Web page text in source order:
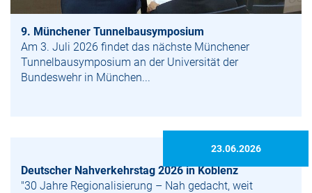
9. Münchener Tunnelbausymposium
Am 3. Juli 2026 findet das nächste Münchener
Tunnelbausymposium an der Universität der
Bundeswehr in München...
23.06.2026
Deutscher Nahverkehrstag 2026 in Koblenz
"30 Jahre Regionalisierung – Nah gedacht, weit